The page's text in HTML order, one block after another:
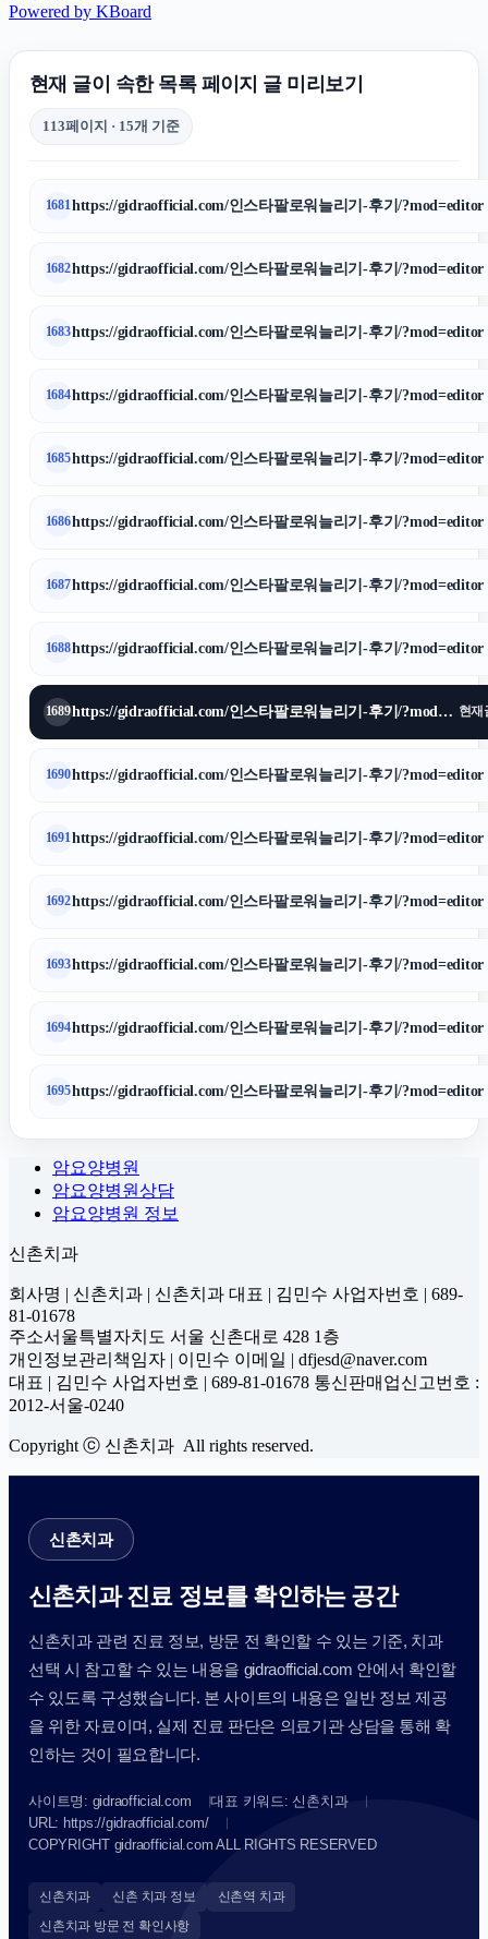
Powered by KBoard
현재 글이 속한 목록 페이지 글 미리보기
113페이지 · 15개 기준
1681https://gidraofficial.com/인스타팔로워늘리기-후기/?mod=editor
1682https://gidraofficial.com/인스타팔로워늘리기-후기/?mod=editor
1683https://gidraofficial.com/인스타팔로워늘리기-후기/?mod=editor
1684https://gidraofficial.com/인스타팔로워늘리기-후기/?mod=editor
1685https://gidraofficial.com/인스타팔로워늘리기-후기/?mod=editor
1686https://gidraofficial.com/인스타팔로워늘리기-후기/?mod=editor
1687https://gidraofficial.com/인스타팔로워늘리기-후기/?mod=editor
1688https://gidraofficial.com/인스타팔로워늘리기-후기/?mod=editor
1689 https://gidraofficial.com/인스타팔로워늘리기-후기/?mod=editor 현재
1690https://gidraofficial.com/인스타팔로워늘리기-후기/?mod=editor
1691https://gidraofficial.com/인스타팔로워늘리기-후기/?mod=editor
1692https://gidraofficial.com/인스타팔로워늘리기-후기/?mod=editor
1693https://gidraofficial.com/인스타팔로워늘리기-후기/?mod=editor
1694https://gidraofficial.com/인스타팔로워늘리기-후기/?mod=editor
1695https://gidraofficial.com/인스타팔로워늘리기-후기/?mod=editor
암요양병원
암요양병원상담
암요양병원 정보
신촌치과
회사명 | 신촌치과 | 신촌치과 대표 | 김민수 사업자번호 | 689-
81-01678
주소서울특별자치도 서울 신촌대로 428 1층
개인정보관리책임자 | 이민수 이메일 | dfjesd@naver.com
대표 | 김민수 사업자번호 | 689-81-01678 통신판매업신고번호 :
2012-서울-0240
Copyright ⓒ 신촌치과 All rights reserved.
신촌치과
신촌치과 진료 정보를 확인하는 공간
신촌치과 관련 진료 정보, 방문 전 확인할 수 있는 기준, 치과
선택 시 참고할 수 있는 내용을 gidraofficial.com 안에서 확인할
수 있도록 구성했습니다. 본 사이트의 내용은 일반 정보 제공
을 위한 자료이며, 실제 진료 판단은 의료기관 상담을 통해 확
인하는 것이 필요합니다.
사이트명: gidraofficial.com
대표 키워드: 신촌치과
URL: https://gidraofficial.com/
COPYRIGHT gidraofficial.com ALL RIGHTS RESERVED
신촌치과 신촌 치과 정보
신촌역 치과
신촌치과 방문 전 확인사항